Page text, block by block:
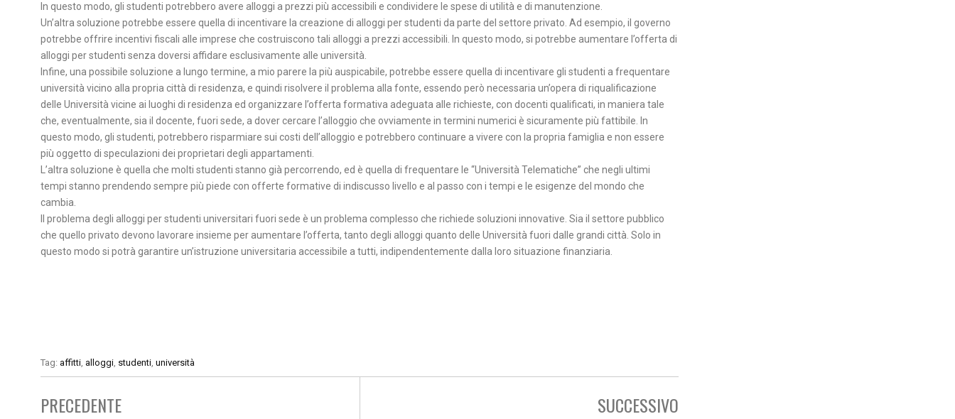
In questo modo, gli studenti potrebbero avere alloggi a prezzi più accessibili e condividere le spese di utilità e di manutenzione.
Un’altra soluzione potrebbe essere quella di incentivare la creazione di alloggi per studenti da parte del settore privato. Ad esempio, il governo
potrebbe offrire incentivi fiscali alle imprese che costruiscono tali alloggi a prezzi accessibili. In questo modo, si potrebbe aumentare l’offerta di
alloggi per studenti senza doversi affidare esclusivamente alle università.
Infine, una possibile soluzione a lungo termine, a mio parere la più auspicabile, potrebbe essere quella di incentivare gli studenti a frequentare
università vicino alla propria città di residenza, e quindi risolvere il problema alla fonte, essendo però necessaria un’opera di riqualificazione
delle Università vicine ai luoghi di residenza ed organizzare l’offerta formativa adeguata alle richieste, con docenti qualificati, in maniera tale
che, eventualmente, sia il docente, fuori sede, a dover cercare l’alloggio che ovviamente in termini numerici è sicuramente più fattibile. In
questo modo, gli studenti, potrebbero risparmiare sui costi dell’alloggio e potrebbero continuare a vivere con la propria famiglia e non essere
più oggetto di speculazioni dei proprietari degli appartamenti.
L’altra soluzione è quella che molti studenti stanno già percorrendo, ed è quella di frequentare le “Università Telematiche” che negli ultimi
tempi stanno prendendo sempre più piede con offerte formative di indiscusso livello e al passo con i tempi e le esigenze del mondo che
cambia.
Il problema degli alloggi per studenti universitari fuori sede è un problema complesso che richiede soluzioni innovative. Sia il settore pubblico
che quello privato devono lavorare insieme per aumentare l’offerta, tanto degli alloggi quanto delle Università fuori dalle grandi città. Solo in
questo modo si potrà garantire un’istruzione universitaria accessibile a tutti, indipendentemente dalla loro situazione finanziaria.
Tag: affitti, alloggi, studenti, università
PRECEDENTE SUCCESSIVO